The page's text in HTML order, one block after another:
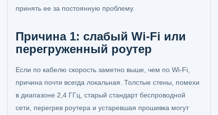
принять ее за постоянную проблему.
Причина 1: слабый Wi-Fi или
перегруженный роутер
Если по кабелю скорость заметно выше, чем по Wi-Fi,
причина почти всегда локальная. Толстые стены, помехи
в диапазоне 2,4 ГГц, старый стандарт беспроводной
сети, перегрев роутера и устаревшая прошивка могут